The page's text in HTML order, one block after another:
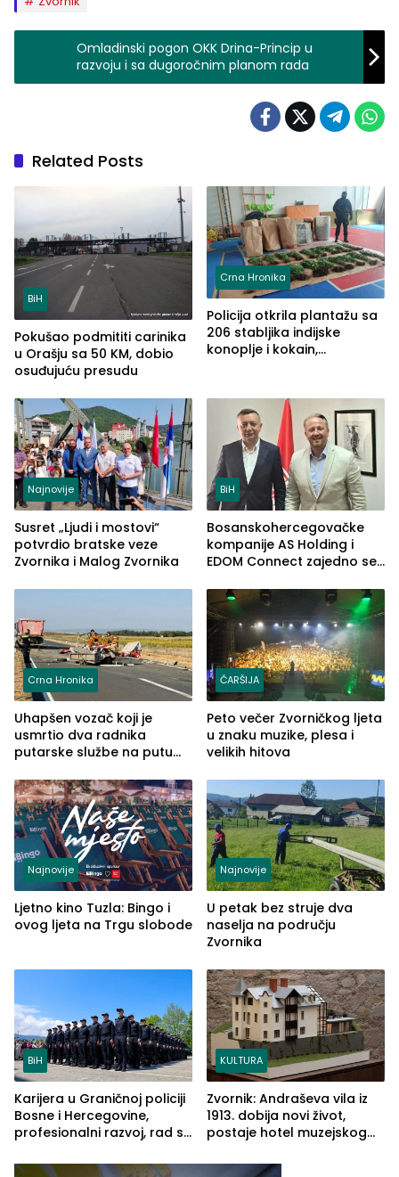
Omladinski pogon OKK Drina-Princip u
razvoju i sa dugoročnim planom rada
Related Posts
BiH
Pokušao podmititi carinika
u Orašju sa 50 KM, dobio
osuđujuću presudu
Crna Hronika
Policija otkrila plantažu sa
206 stabljika indijske
konoplje i kokain,
Najnovije
Susret „Ljudi i mostovi“
potvrdio bratske veze
Zvornika i Malog Zvornika
BiH
Bosanskohercegovačke
kompanije AS Holding i
EDOM Connect zajedno se
Crna Hronika
Uhapšen vozač koji je
usmrtio dva radnika
putarske službe na putu
(FOTO)
ČARŠIJA
Peto večer Zvorničkog ljeta
u znaku muzike, plesa i
velikih hitova
Najnovije
Ljetno kino Tuzla: Bingo i
ovog ljeta na Trgu slobode
Najnovije
U petak bez struje dva
naselja na području
Zvornika
BiH
Karijera u Graničnoj policiji
Bosne i Hercegovine,
profesionalni razvoj, rad sa
služba građanima
KULTURA
Zvornik: Andraševa vila iz
1913. dobija novi život,
postaje hotel muzejskog